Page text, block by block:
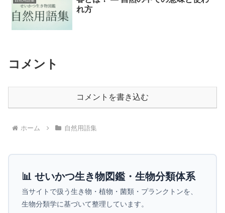
れ方
コメント
コメントを書き込む
ホーム 自然用語集
📊 せいかつ生き物図鑑・生物分類体系
当サイトで扱う生き物・植物・菌類・プランクトンを、
生物分類学に基づいて整理しています。